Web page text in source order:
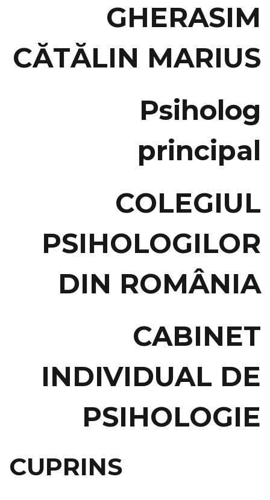
GHERASIM
CĂTĂLIN MARIUS
Psiholog
principal
COLEGIUL
PSIHOLOGILOR
DIN ROMÂNIA
CABINET
INDIVIDUAL DE
PSIHOLOGIE
CUPRINS